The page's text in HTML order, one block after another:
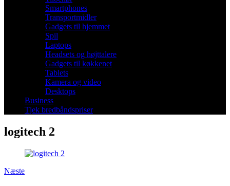
Smartphones
Transportmidler
Gadgets til hjemmet
Spil
Laptops
Headsets og højttalere
Gadgets til køkkenet
Tablets
Kamera og video
Desktops
Business
Tjek bredbåndspriser
logitech 2
Næste